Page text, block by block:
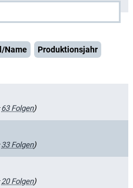
Name
Produktionsjahr
63 Folgen)
33 Folgen)
20 Folgen)